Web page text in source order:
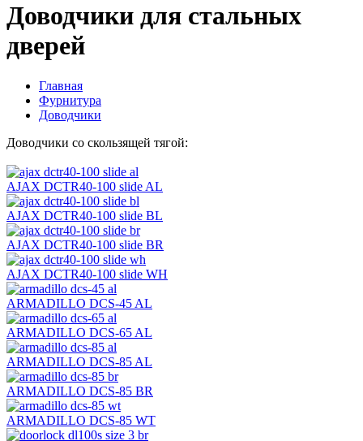
Доводчики для стальных
дверей
Главная
Фурнитура
Доводчики
Доводчики со скользящей тягой:
AJAX DCTR40-100 slide AL
AJAX DCTR40-100 slide BL
AJAX DCTR40-100 slide BR
AJAX DCTR40-100 slide WH
ARMADILLO DCS-45 AL
ARMADILLO DCS-65 AL
ARMADILLO DCS-85 AL
ARMADILLO DCS-85 BR
ARMADILLO DCS-85 WT